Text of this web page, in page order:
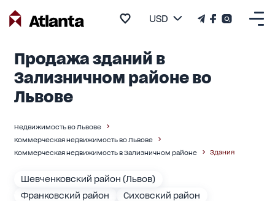
USD
Продажа зданий в
Зализничном районе во
Львове
Недвижимость во Львове
Коммерческая недвижимость во Львове
Коммерческая недвижимость в Зализничном районе
Здания
Шевченковский район (Львов)
Франковский район
Сиховский район